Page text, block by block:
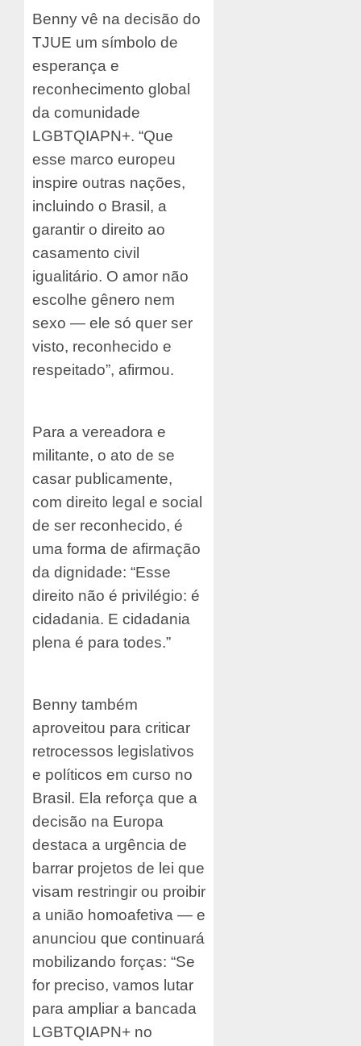
Benny vê na decisão do
TJUE um símbolo de
esperança e
reconhecimento global
da comunidade
LGBTQIAPN+. “Que
esse marco europeu
inspire outras nações,
incluindo o Brasil, a
garantir o direito ao
casamento civil
igualitário. O amor não
escolhe gênero nem
sexo — ele só quer ser
visto, reconhecido e
respeitado”, afirmou.
Para a vereadora e
militante, o ato de se
casar publicamente,
com direito legal e social
de ser reconhecido, é
uma forma de afirmação
da dignidade: “Esse
direito não é privilégio: é
cidadania. E cidadania
plena é para todes.”
Benny também
aproveitou para criticar
retrocessos legislativos
e políticos em curso no
Brasil. Ela reforça que a
decisão na Europa
destaca a urgência de
barrar projetos de lei que
visam restringir ou proibir
a união homoafetiva — e
anunciou que continuará
mobilizando forças: “Se
for preciso, vamos lutar
para ampliar a bancada
LGBTQIAPN+ no